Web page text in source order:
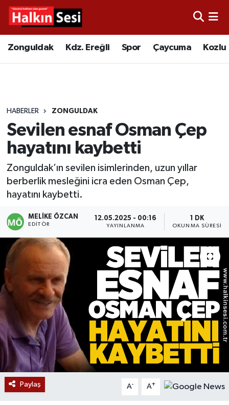
Zonguldak Kdz. Ereğli Spor Çaycuma Kozlu
HABERLER ZONGULDAK
Sevilen esnaf Osman Çep
hayatını kaybetti
Zonguldak’ın sevilen isimlerinden, uzun yıllar
berberlik mesleğini icra eden Osman Çep,
hayatını kaybetti.
MELIKE ÖZCAN
EDITÖR
12.05.2025 - 00:16
YAYINLANMA
1 DK
OKUNMA SÜRESI
Paylaş A- A+
Video
Çaycuma
Alaplı
Asayiş
Bartın
Karabük
Devrek
Bolu
ÇEVRE
BİLİM VE TEKNOLOJİ
DUNYA
Düzce
Merkez Hava Durumu
Tüm Manşetler
Son Dakika Haberleri
Haber Arşivi